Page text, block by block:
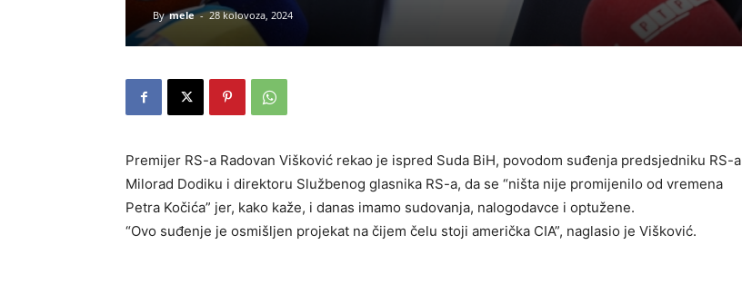
By mele - 28 kolovoza, 2024
Premijer RS-a Radovan Višković rekao je ispred Suda BiH, povodom suđenja predsjedniku RS-a
Milorad Dodiku i direktoru Službenog glasnika RS-a, da se “ništa nije promijenilo od vremena
Petra Kočića” jer, kako kaže, i danas imamo sudovanja, nalogodavce i optužene.
“Ovo suđenje je osmišljen projekat na čijem čelu stoji američka CIA”, naglasio je Višković.